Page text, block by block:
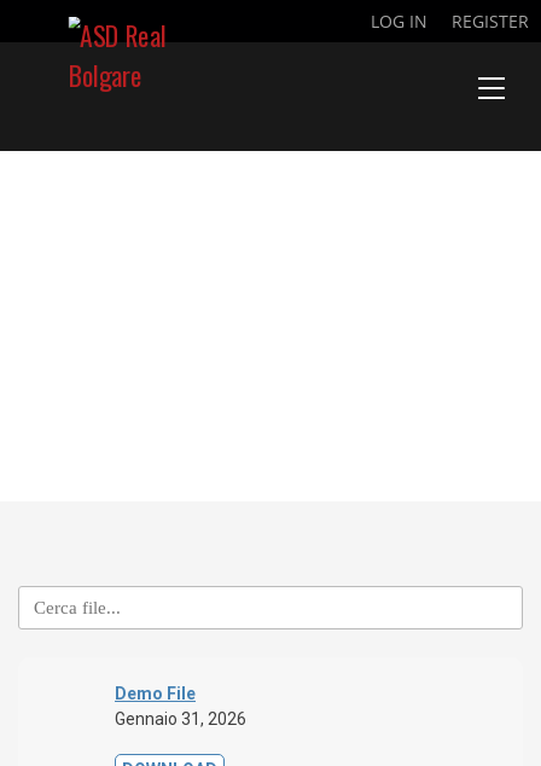
LOG IN REGISTER
Demo File
Gennaio 31, 2026